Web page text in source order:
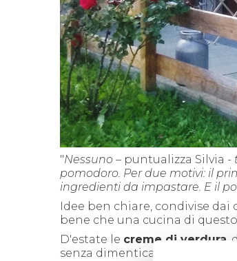
"Nessuno – puntualizza Silvia -
pomodoro. Per due motivi: il
ingredienti da impastare. E il
Idee ben chiare, condivise
bene che una cucina di
D'estate le creme di verdura
senza dimenticare finocchi,